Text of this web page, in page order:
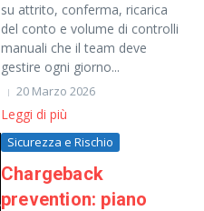
su attrito, conferma, ricarica
del conto e volume di controlli
manuali che il team deve
gestire ogni giorno...
20 Marzo 2026
Leggi di più
Sicurezza e Rischio
Chargeback
prevention: piano